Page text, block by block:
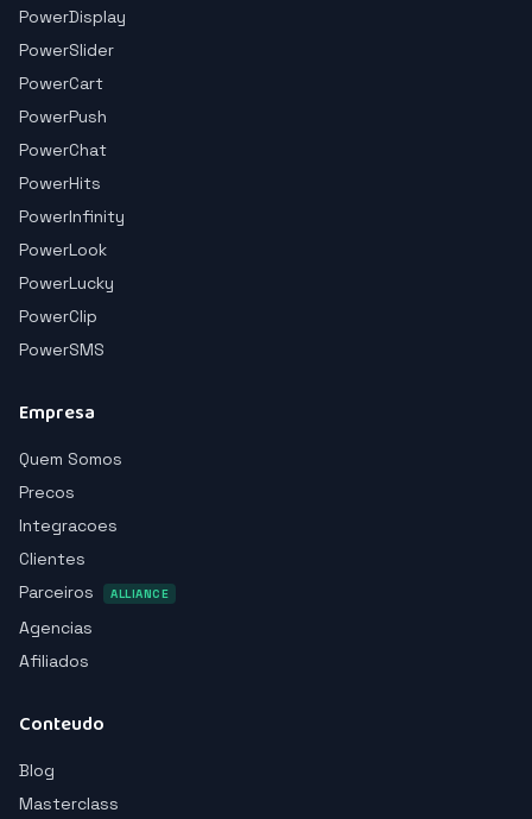
PowerDisplay
PowerSlider
PowerCart
PowerPush
PowerChat
PowerHits
PowerInfinity
PowerLook
PowerLucky
PowerClip
PowerSMS
Empresa
Quem Somos
Precos
Integracoes
Clientes
Parceiros
ALLIANCE
Agencias
Afiliados
Conteudo
Blog
Masterclass